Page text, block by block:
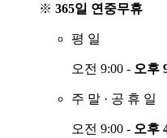
※ 365일 연중무휴
평 일
오전 9:00 - 오후
주 말 · 공 휴 일
오전 9:00 - 오후